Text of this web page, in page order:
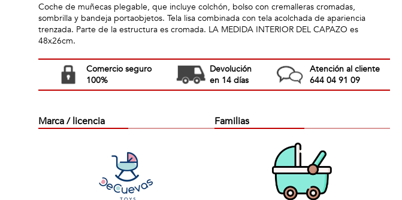
Coche de muñecas plegable, que incluye colchón, bolso con cremalleras cromadas,
sombrilla y bandeja portaobjetos. Tela lisa combinada con tela acolchada de apariencia
trenzada. Parte de la estructura es cromada. LA MEDIDA INTERIOR DEL CAPAZO es
48x26cm.
Comercio seguro
100%
Devolución
en 14 días
Atención al cliente
644 04 91 09
Marca / licencia Familias